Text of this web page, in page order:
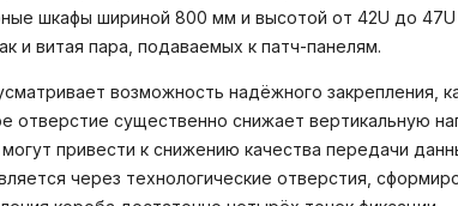
шкафы шириной 800 мм и высотой от 42U до
и витая пара, подаваемых к патч-панелям.
возможность надёжного закрепления,
отверстие существенно снижает вертикальную
привести к снижению качества передачи
через технологические отверстия,